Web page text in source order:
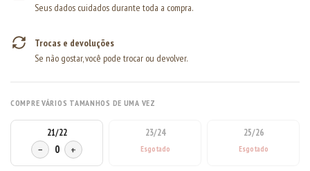
Seus dados cuidados durante toda a compra.
Trocas e devoluções
Se não gostar, você pode trocar ou devolver.
COMPRE VÁRIOS TAMANHOS DE UMA VEZ
21/22
− 0 +
23/24 25/26